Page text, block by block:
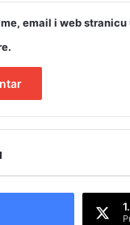
email i web stranicu